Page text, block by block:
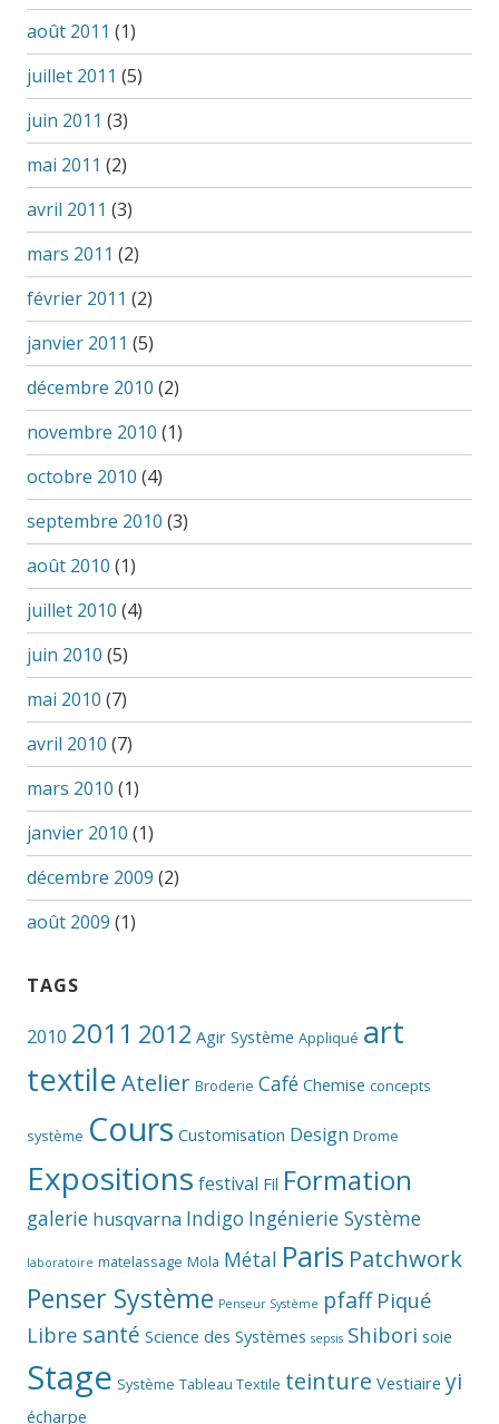
août 2011 (1)
juillet 2011 (5)
juin 2011 (3)
mai 2011 (2)
avril 2011 (3)
mars 2011 (2)
février 2011 (2)
janvier 2011 (5)
décembre 2010 (2)
novembre 2010 (1)
octobre 2010 (4)
septembre 2010 (3)
août 2010 (1)
juillet 2010 (4)
juin 2010 (5)
mai 2010 (7)
avril 2010 (7)
mars 2010 (1)
janvier 2010 (1)
décembre 2009 (2)
août 2009 (1)
TAGS
2010 2011 2012 Agir Système Appliqué art
textileAtelier Broderie Café Chemise concepts
système Cours Customisation Design Drome
Expositions festival Fil Formation
galerie husqvarna Indigo Ingénierie Système
laboratoire matelassage Mola Métal Paris Patchwork
Penser Système Penseur Système pfaff Piqué
Libre santé Science des Systèmes sepsis Shibori soie
Stage Système Tableau Textile teinture Vestiaire yi
écharpe